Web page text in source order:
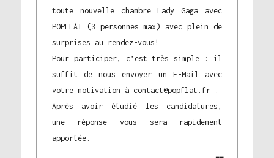
toute nouvelle chambre Lady Gaga avec
POPFLAT (3 personnes max) avec plein de
surprises au rendez-vous!
Pour participer, c’est très simple : il
suffit de nous envoyer un E-Mail avec
votre motivation à contact@popflat.fr .
Après avoir étudié les candidatures,
une réponse vous sera rapidement
apportée.